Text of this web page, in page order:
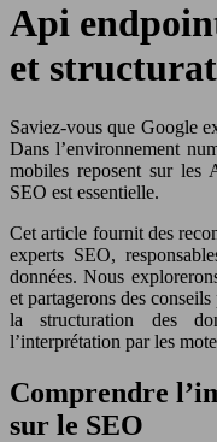
Api
et
Saviez-vous que Google explore et indexe le contenu de vos APIs ?
Dans l’environnement
mobiles reposent sur les
SEO est essentielle.
Cet article fournit des
experts SEO,
données. Nous
et partagerons des
la structuration des
l’interprétation par les
Comprendre
sur le SEO